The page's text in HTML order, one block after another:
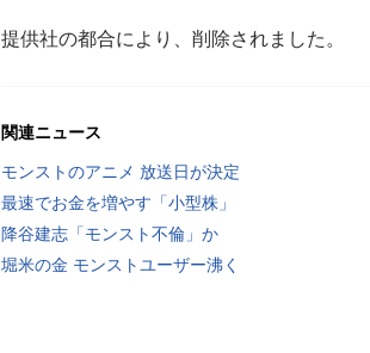
提供社の都合により、削除されました。
関連ニュース
モンストのアニメ 放送日が決定
最速でお金を増やす「小型株」
降谷建志「モンスト不倫」か
堀米の金 モンストユーザー沸く